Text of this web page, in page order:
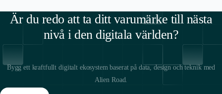
Är du redo att ta ditt varumärke till nästa
nivå i den digitala världen?
Bygg ett kraftfullt digitalt ekosystem baserat på data, design och teknik med
Alien Road.